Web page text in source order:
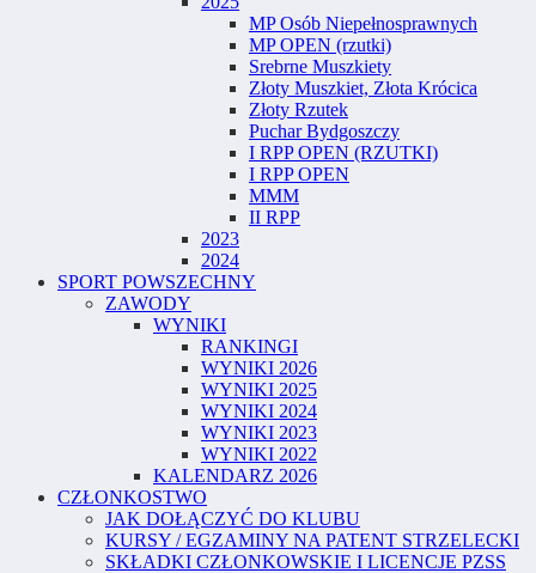
MP Osób Niepełnosprawnych
MP OPEN (rzutki)
Srebrne Muszkiety
Złoty Muszkiet, Złota Krócica
Złoty Rzutek
Puchar Bydgoszczy
I RPP OPEN (RZUTKI)
I RPP OPEN
MMM
II RPP
2023
2024
SPORT POWSZECHNY
ZAWODY
WYNIKI
RANKINGI
WYNIKI 2026
WYNIKI 2025
WYNIKI 2024
WYNIKI 2023
WYNIKI 2022
KALENDARZ 2026
CZŁONKOSTWO
JAK DOŁĄCZYĆ DO KLUBU
KURSY / EGZAMINY NA PATENT STRZELECKI
SKŁADKI CZŁONKOWSKIE I LICENCJE PZSS